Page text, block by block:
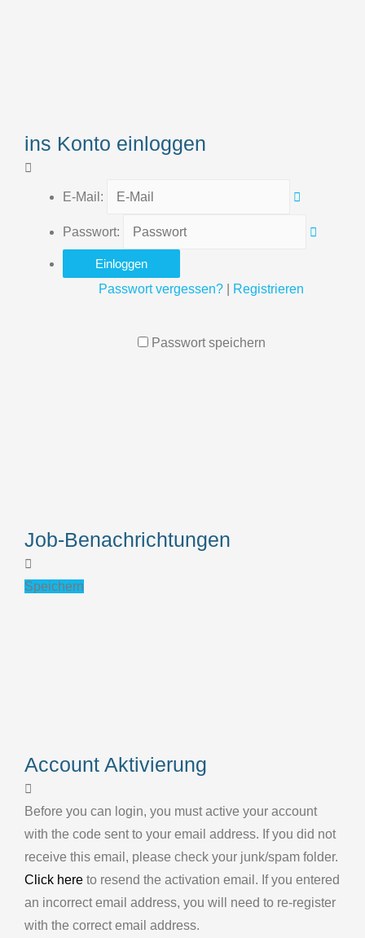
ins Konto einloggen
E-Mail:
Passwort:
Passwort vergessen? Registrieren
Passwort speichern
Job-Benachrichtungen
Speichern
Account Aktivierung
Before you can login, you must active your account
with the code sent to your email address. If you did not
receive this email, please check your junk/spam folder.
Click here to resend the activation email. If you entered
an incorrect email address, you will need to re-register
with the correct email address.